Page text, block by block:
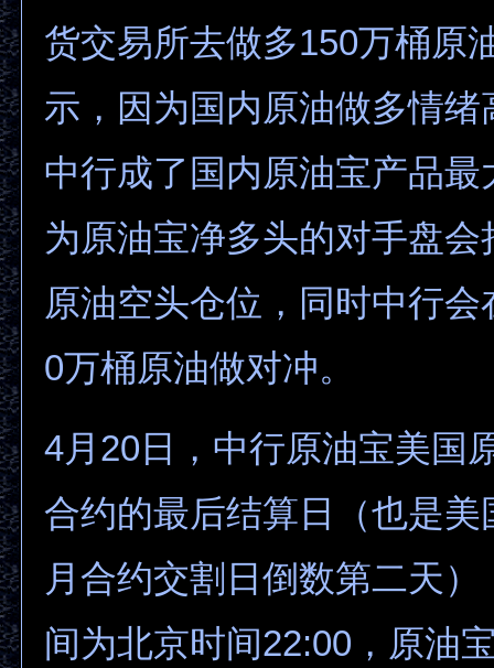
货交易所去做多150万桶原
示，因为国内原油做多情绪
中行成了国内原油宝产品最
为原油宝净多头的对手盘会
原油空头仓位，同时中行
0万桶原油做对冲。
4月20日，中行原油宝美国
合约的最后结算日（也是美
月合约交割日倒数第二天
间为北京时间22:00，原油